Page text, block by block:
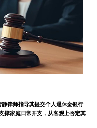
律师指导其提交个人退休金银行
撑家庭日常开支，从客观上否定其